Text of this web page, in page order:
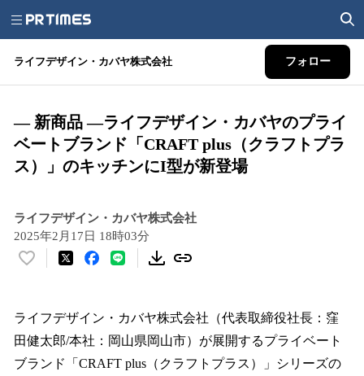
ライフデザイン・カバヤ株式会社 フォロー
― 新商品 ―ライフデザイン・カバヤのプライ
ベートブランド「CRAFT plus（クラフトプラ
ス）」のキッチンにI型が新登場
ライフデザイン・カバヤ株式会社
2025年2月17日 18時03分
い
！
数
を
読
ライフデザイン・カバヤ株式会社（代表取締役社長：窪
田健太郎/本社：岡山県岡山市）が展開するプライベート
ブランド「CRAFT plus（クラフトプラス）」シリーズの